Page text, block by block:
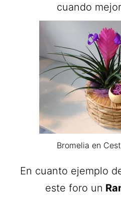
cuando
Bromelia en
En cuanto ejemplo
este foro un